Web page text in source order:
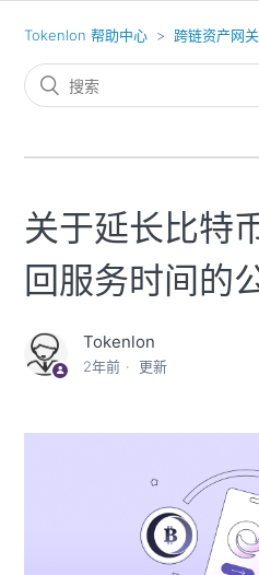
Tokenlon 帮助中心 跨链资产网关
关于延长比特
回服务时间的
Tokenlon
2年前 更新